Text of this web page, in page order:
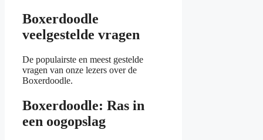
Boxerdoodle
veelgestelde vragen
De populairste en meest gestelde
vragen van onze lezers over de
Boxerdoodle.
Boxerdoodle: Ras in
een oogopslag